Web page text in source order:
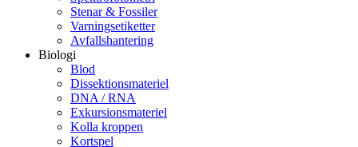
Stenar & Fossiler
Varningsetiketter
Avfallshantering
Biologi
Blod
Dissektionsmateriel
DNA / RNA
Exkursionsmateriel
Kolla kroppen
Kortspel